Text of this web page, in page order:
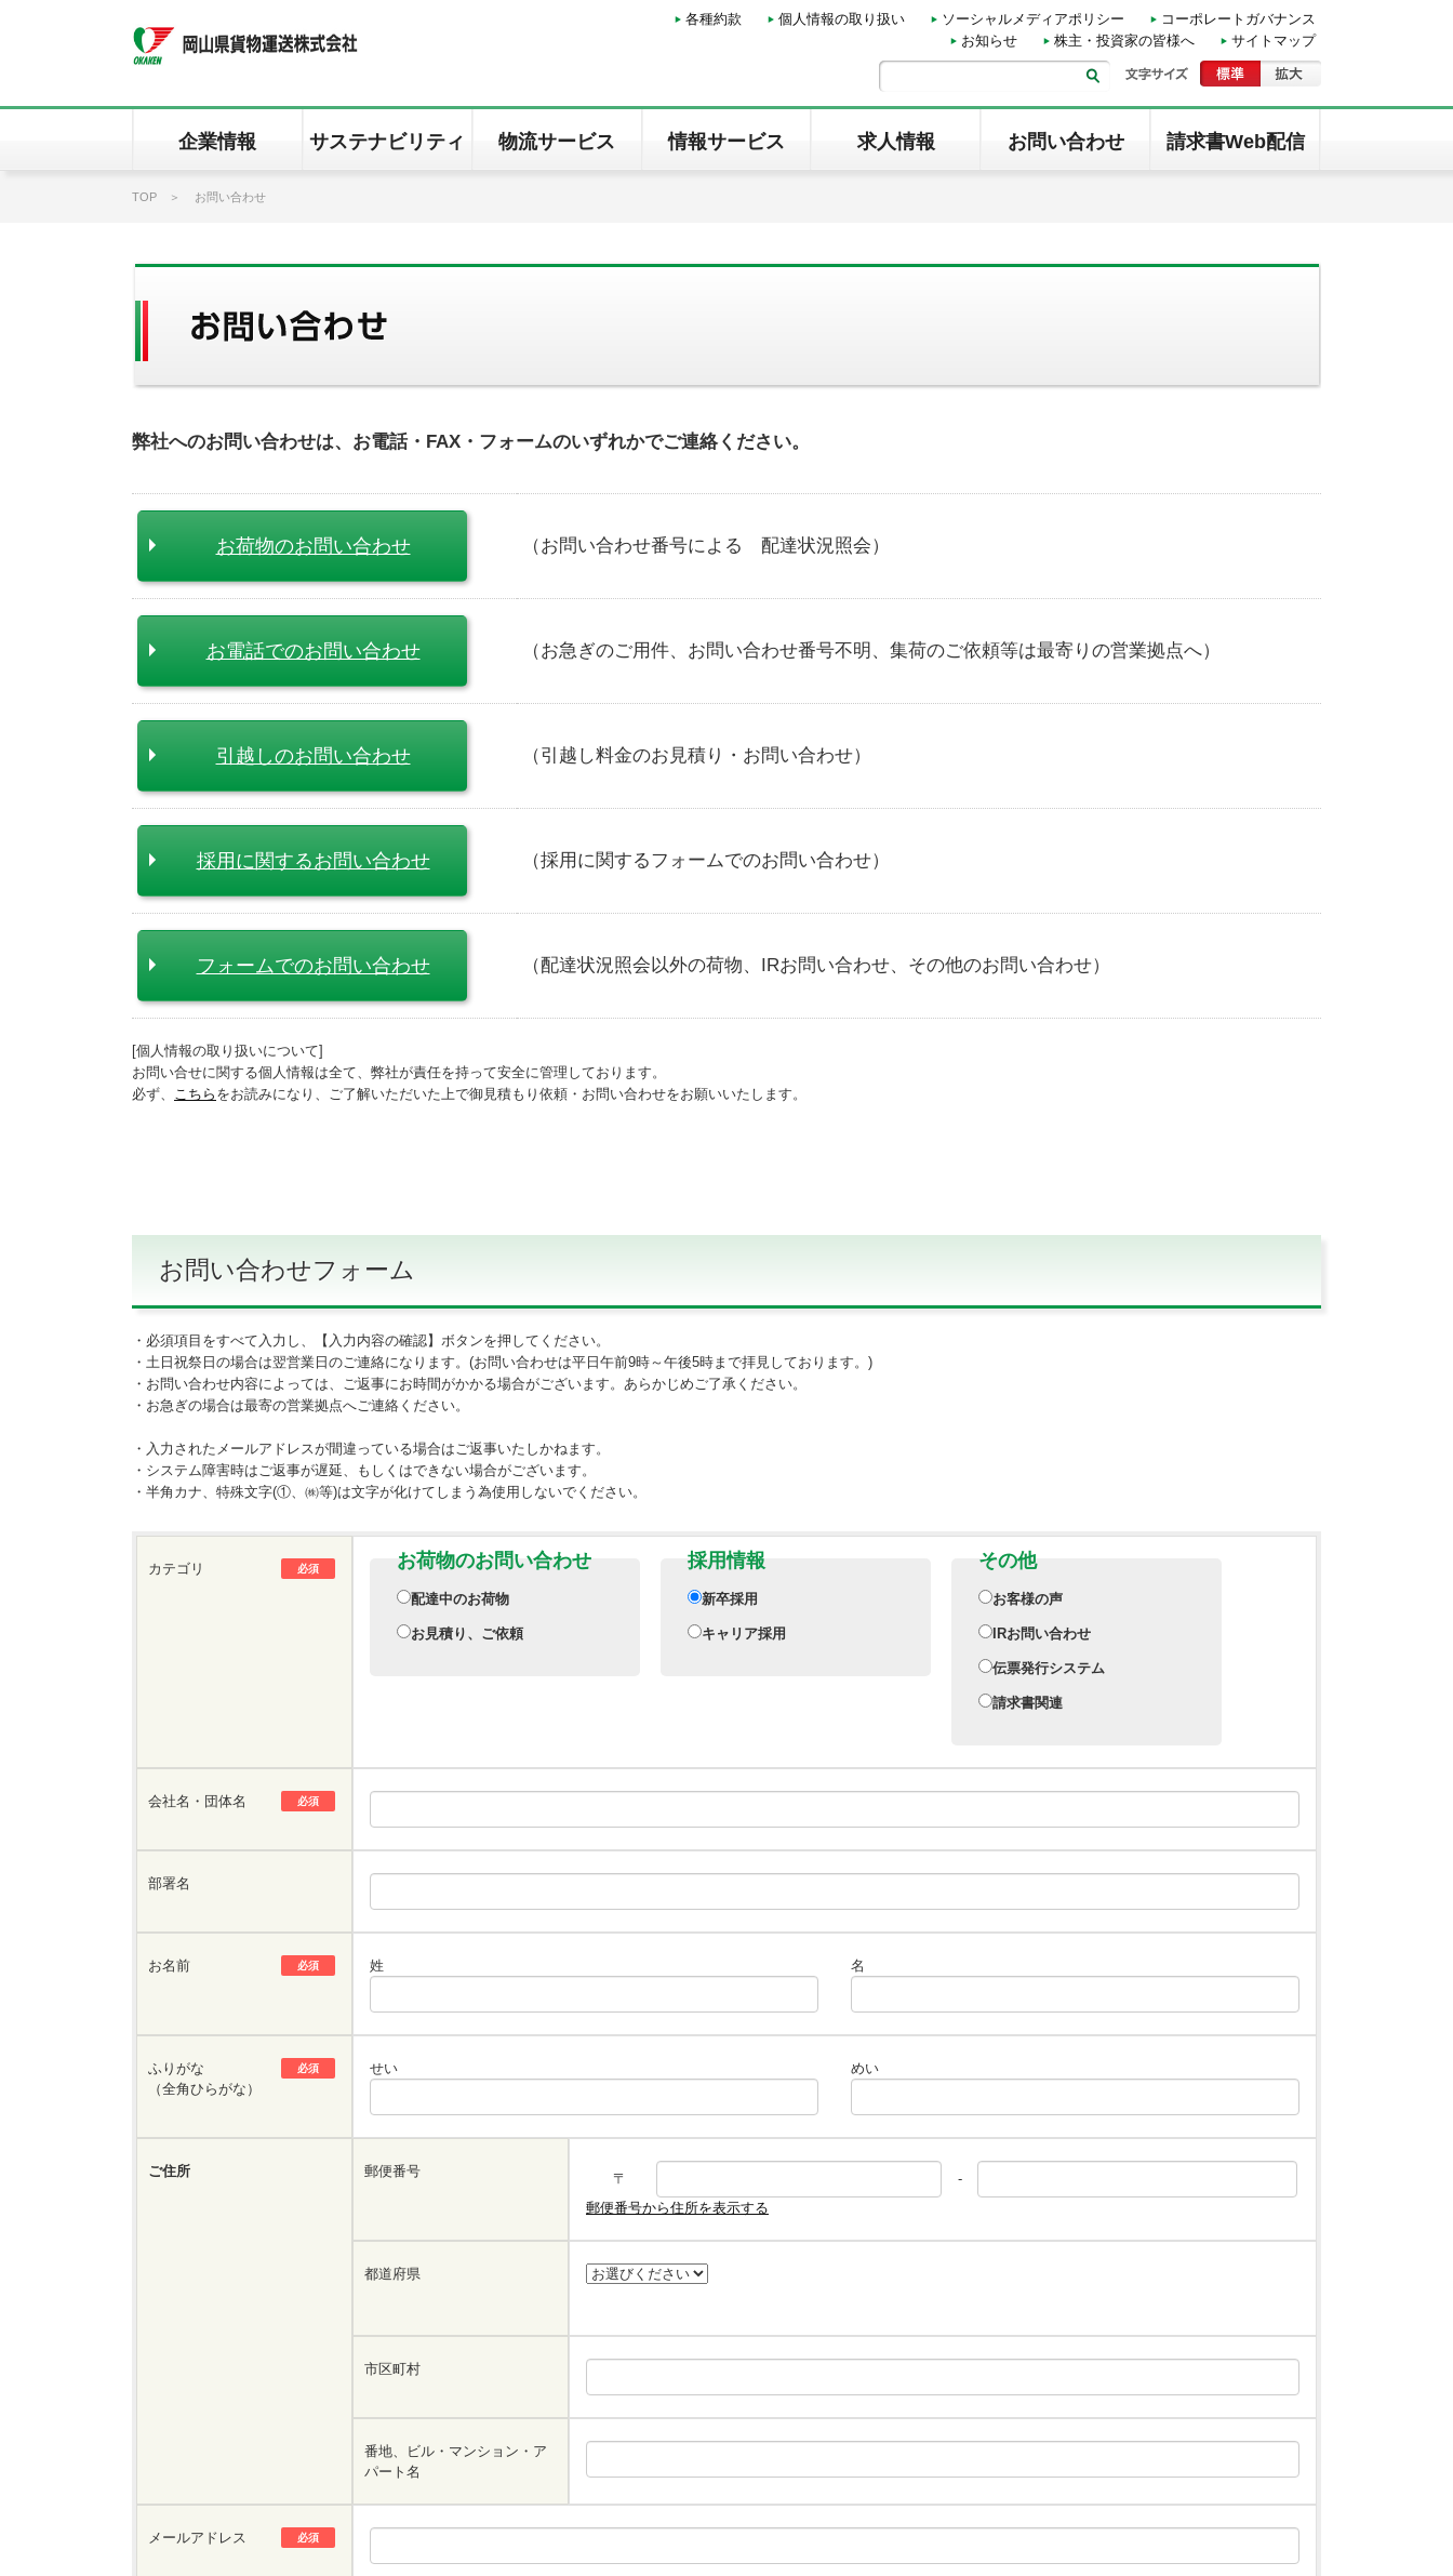
企業情報 サステナビリティ 物流サービス 情報サービス 求人情報 お問い合わせ 請求書Web配信
各種約款 個人情報の取り扱い ソーシャルメディアポリシー
コーポレートガバナンス
お知らせ
株主・投資家の皆様へ サイトマップ
TOP お問い合わせ
弊社へのお問い合わせは、お電話・FAX・フォームのいずれかでご連絡ください。
お荷物のお問い合わせ （お問い合わせ番号による 配達状況照会）
お電話でのお問い合わせ （お急ぎのご用件、お問い合わせ番号不明、集荷のご依頼等は最寄りの営業拠点へ）
引越しのお問い合わせ （引越し料金のお見積り・お問い合わせ）
採用に関するお問い合わせ （採用に関するフォームでのお問い合わせ）
フォームでのお問い合わせ （配達状況照会以外の荷物、IRお問い合わせ、その他のお問い合わせ）
[個人情報の取り扱いについて]
お問い合せに関する個人情報は全て、弊社が責任を持って安全に管理しております。
必ず、
こちら をお読みになり、ご了解いただいた上で御見積もり依頼・お問い合わせをお願いいたします。
お問い合わせフォーム
・必須項目をすべて入力し、【入力内容の確認】ボタンを押してください。
・土日祝祭日の場合は翌営業日のご連絡になります。(お問い合わせは平日午前9時～午後5時まで拝見しております。)
・お問い合わせ内容によっては、ご返事にお時間がかかる場合がございます。あらかじめご了承ください。
・お急ぎの場合は最寄の営業拠点へご連絡ください。
・入力されたメールアドレスが間違っている場合はご返事いたしかねます。
・システム障害時はご返事が遅延、もしくはできない場合がございます。
・半角カナ、特殊文字(①、㈱等)は文字が化けてしまう為使用しないでください。
カテゴリ 必須 お荷物のお問い合わせ
配達中のお荷物
お見積り、ご依頼
採用情報
新卒採用
キャリア採用
その他
お客様の声
IRお問い合わせ
伝票発行システム
請求書関連
会社名・団体名 必須
部署名
お名前 必須 姓 名
ふりがな 必須
（全角ひらがな）
せい めい
ご住所 郵便番号 〒
-
郵便番号から住所を表示する
都道府県
市区町村
番地、ビル・マンション・ア
パート名
メールアドレス 必須